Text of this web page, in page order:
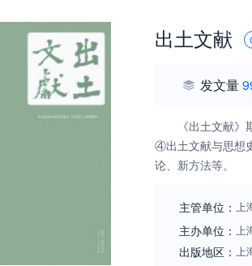
出土文献
发文量
《出土文献
④出土文献与思想
论、新方法等。
主管单位： 上
主办单位： 上
出版地区： 上